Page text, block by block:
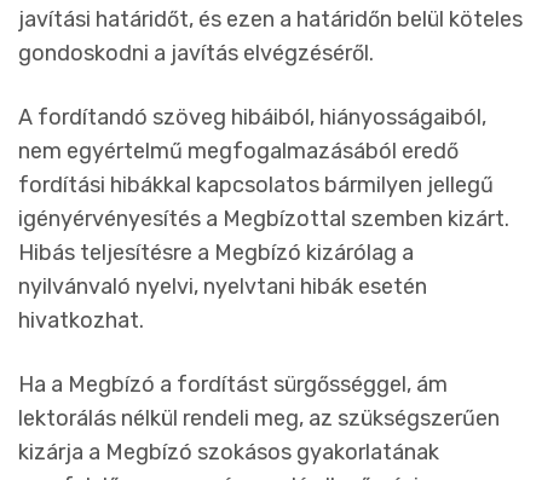
javítási határidőt, és ezen a határidőn belül köteles
gondoskodni a javítás elvégzéséről.
A fordítandó szöveg hibáiból, hiányosságaiból,
nem egyértelmű megfogalmazásából eredő
fordítási hibákkal kapcsolatos bármilyen jellegű
igényérvényesítés a Megbízottal szemben kizárt.
Hibás teljesítésre a Megbízó kizárólag a
nyilvánvaló nyelvi, nyelvtani hibák esetén
hivatkozhat.
Ha a Megbízó a fordítást sürgősséggel, ám
lektorálás nélkül rendeli meg, az szükségszerűen
kizárja a Megbízó szokásos gyakorlatának